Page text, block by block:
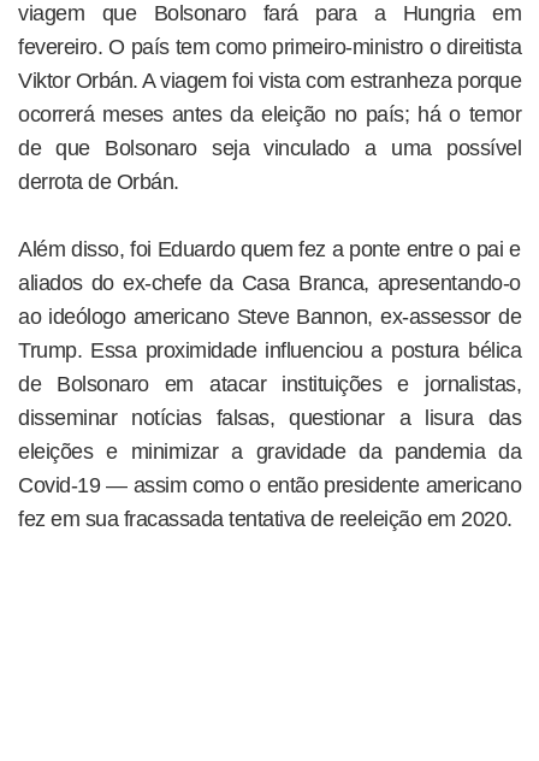
viagem que Bolsonaro fará para a Hungria em
fevereiro. O país tem como primeiro-ministro o direitista
Viktor Orbán. A viagem foi vista com estranheza porque
ocorrerá meses antes da eleição no país; há o temor
de que Bolsonaro seja vinculado a uma possível
derrota de Orbán.
Além disso, foi Eduardo quem fez a ponte entre o pai e
aliados do ex-chefe da Casa Branca, apresentando-o
ao ideólogo americano Steve Bannon, ex-assessor de
Trump. Essa proximidade influenciou a postura bélica
de Bolsonaro em atacar instituições e jornalistas,
disseminar notícias falsas, questionar a lisura das
eleições e minimizar a gravidade da pandemia da
Covid-19 — assim como o então presidente americano
fez em sua fracassada tentativa de reeleição em 2020.